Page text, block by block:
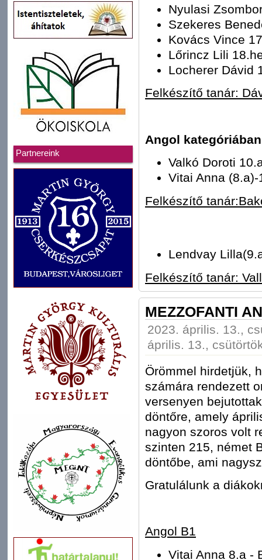
Partnereink
Nyulasi
Szekeres
Kovács Vince
Lőrincz Lili
Locherer Dávid
Felkészítő tanár:
Angol
Valkó Doroti
Vitai Anna
Felkészítő
Lendvay
Felkészítő tanár:
MEZZOFANTI
2023. április. 13.,
április. 13.,
Örömmel hirdetjük,
számára rendezett
versenyen
döntőre, amely
nagyon szoros volt
szinten 215, német
döntőbe, ami
Gratulálunk a
Angol B1
Vitai Anna 8.a -